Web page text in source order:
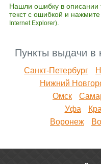
Нашли ошибку в
текст с ошибкой и
Internet Explorer)
Пункты выдачи в
Санкт-Петербург
Нижний
Омск
Уфа
Воронеж